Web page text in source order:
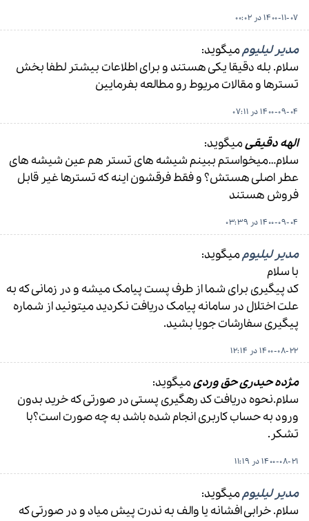
1400-11-07 در 00:02
مدیر لیلیوممیگوید:
سلام. بله دقیقا یکی هستند و برای اطلاعات بیشتر لطفا بخش
تسترها و مقالات مریوط رو مطالعه بفرمایین
1400-09-04 در 07:11
الهه دقیقیمیگوید:
سلام…میخواستم ببینم شیشه های تستر هم عین شیشه های
عطر اصلی هستش؟ و فقط فرقشون اینه که تسترها غیر قابل
فروش هستند
1400-09-04 در 03:39
مدیر لیلیوممیگوید:
با سلام
کد پیگیری برای شما از طرف پست پیامک میشه و در زمانی که به
علت اختلال در سامانه پیامک دریافت نکردید میتونید از شماره
پیگیری سفارشات جویا بشید.
1400-08-22 در 12:14
مژده حیدری حق وردیمیگوید:
سلام.نحوه دریافت کد رهگیری پستی در صورتی که خرید بدون
ورود به حساب کاربری انجام شده باشد به چه صورت است؟با
تشکر.
1400-08-21 در 11:19
مدیر لیلیوممیگوید:
سلام. خرابی افشانه یا والف به ندرت پیش میاد و در صورتی که